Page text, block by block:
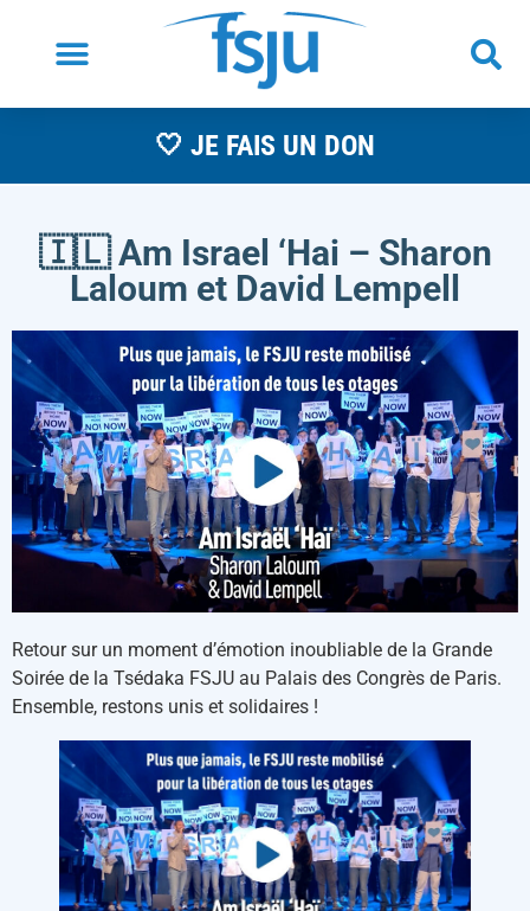
🤍 JE FAIS UN DON
🇮🇱 Am Israel ‘Hai – Sharon
Laloum et David Lempell
Retour sur un moment d’émotion inoubliable de la Grande
Soirée de la Tsédaka FSJU au Palais des Congrès de Paris.
Ensemble, restons unis et solidaires !